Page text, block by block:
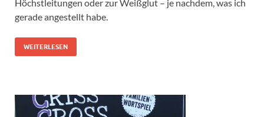
Höchstleitungen oder zur Weißglut – je nachdem, was ich
gerade angestellt habe.
WEITERLESEN